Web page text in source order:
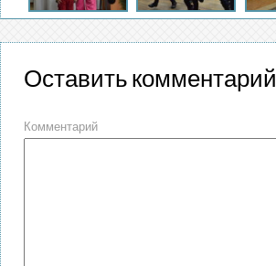
Оставить комментарий
Комментарий